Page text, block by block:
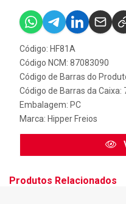
Código: HF81A
Código NCM: 87083090
Código de Barras do
Código de Barras da Caixa:
Embalagem: PC
Marca: Hipper Freios
Produtos Relacionados